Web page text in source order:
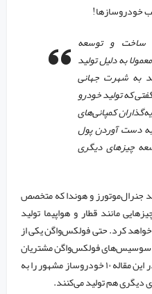
خودروسازها!
ساخت و توسعه
به دلیل تولید
به شهرت جهانی
که تولید خودرو
کمپانی‌های
دست آوردن پول
چیز‌های دیگری
جنرال‌موتورز و هوندا که متخصص
مانند قطار و هواپیما تولید
کرد. حتی فولکس‌واگن یکی از
سوسیس‌های فولکس‌واگن مشتریان
زیادی دارد! حالا ما تصمیم گرفتیم که در این مقاله ۱۰ خودروساز مشهور را به
دیگری هم تولید می‌کنند.